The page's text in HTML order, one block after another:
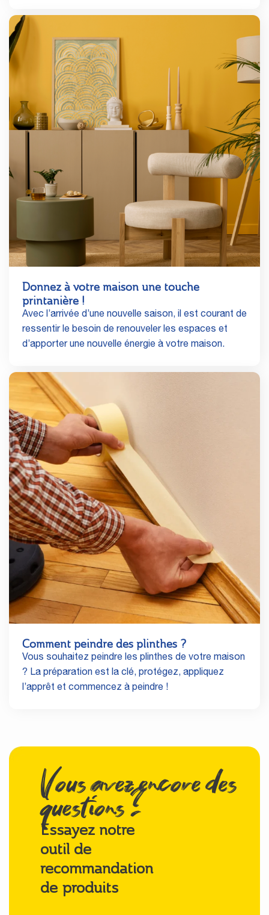
Donnez à votre maison une touche
printanière !
Avec l’arrivée d’une nouvelle saison, il est courant de
ressentir le besoin de renouveler les espaces et
d’apporter une nouvelle énergie à votre maison.
Comment peindre des plinthes ?
Vous souhaitez peindre les plinthes de votre maison
? La préparation est la clé, protégez, appliquez
l’apprêt et commencez à peindre !
Vous avez encore des
questions ?
Essayez notre
outil de
recommandation
de produits